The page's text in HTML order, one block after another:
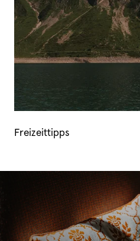
Freizeittipps